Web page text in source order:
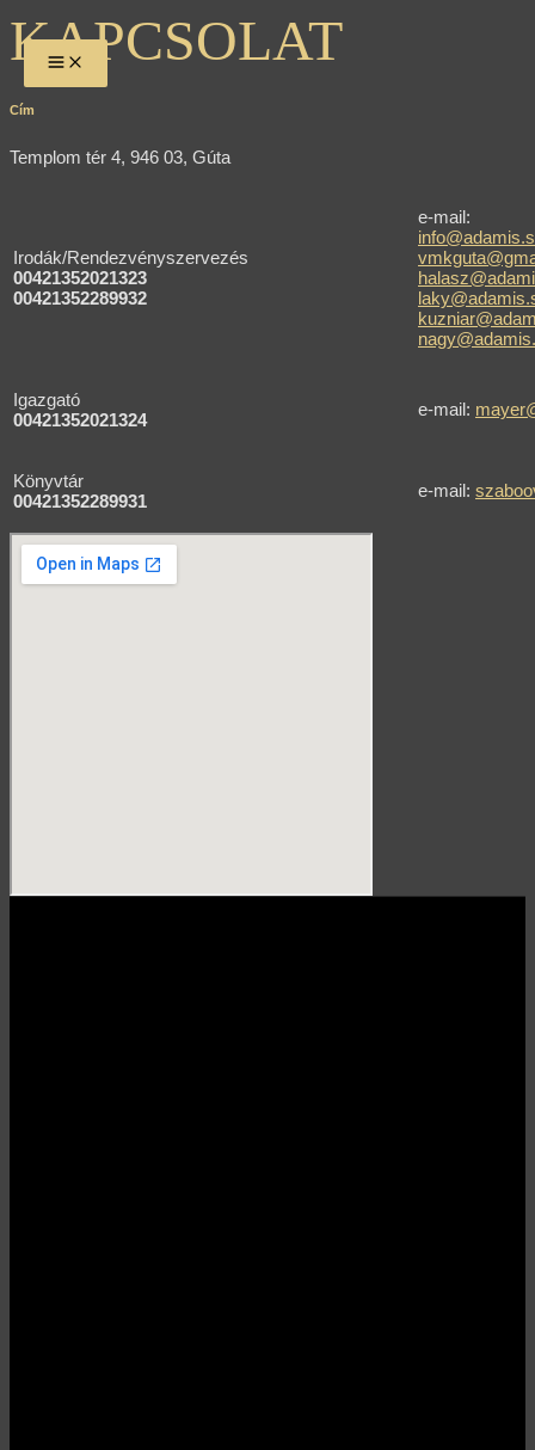
to
content
MENU
KAPCSOLAT
Cím
Templom tér 4, 946 03, Gúta
Irodák/Rendezvényszervezés
00421352021323
00421352289932
e-mail:
Igazgató
00421352021324
e-mail:
Könyvtár
00421352289931
e-mail: